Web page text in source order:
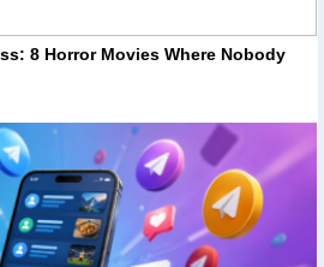
8 Horror Movies Where Nobody